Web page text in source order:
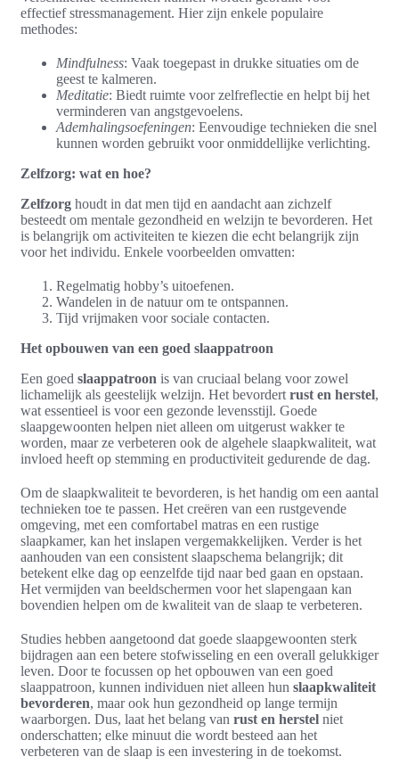
effectief stressmanagement. Hier zijn enkele populaire
methodes:
Mindfulness: Vaak toegepast in drukke situaties om de
geest te kalmeren.
Meditatie: Biedt ruimte voor zelfreflectie en helpt bij het
verminderen van angstgevoelens.
Ademhalingsoefeningen: Eenvoudige technieken die snel
kunnen worden gebruikt voor onmiddellijke verlichting.
Zelfzorg: wat en hoe?
Zelfzorg houdt in dat men tijd en aandacht aan zichzelf
besteedt om mentale gezondheid en welzijn te bevorderen. Het
is belangrijk om activiteiten te kiezen die echt belangrijk zijn
voor het individu. Enkele voorbeelden omvatten:
Regelmatig hobby’s uitoefenen.
Wandelen in de natuur om te ontspannen.
Tijd vrijmaken voor sociale contacten.
Het opbouwen van een goed slaappatroon
Een goed slaappatroon is van cruciaal belang voor zowel
lichamelijk als geestelijk welzijn. Het bevordert rust en herstel,
wat essentieel is voor een gezonde levensstijl. Goede
slaapgewoonten helpen niet alleen om uitgerust wakker te
worden, maar ze verbeteren ook de algehele slaapkwaliteit, wat
invloed heeft op stemming en productiviteit gedurende de dag.
Om de slaapkwaliteit te bevorderen, is het handig om een aantal
technieken toe te passen. Het creëren van een rustgevende
omgeving, met een comfortabel matras en een rustige
slaapkamer, kan het inslapen vergemakkelijken. Verder is het
aanhouden van een consistent slaapschema belangrijk; dit
betekent elke dag op eenzelfde tijd naar bed gaan en opstaan.
Het vermijden van beeldschermen voor het slapengaan kan
bovendien helpen om de kwaliteit van de slaap te verbeteren.
Studies hebben aangetoond dat goede slaapgewoonten sterk
bijdragen aan een betere stofwisseling en een overall gelukkiger
leven. Door te focussen op het opbouwen van een goed
slaappatroon, kunnen individuen niet alleen hun slaapkwaliteit
bevorderen, maar ook hun gezondheid op lange termijn
waarborgen. Dus, laat het belang van rust en herstel niet
onderschatten; elke minuut die wordt besteed aan het
verbeteren van de slaap is een investering in de toekomst.